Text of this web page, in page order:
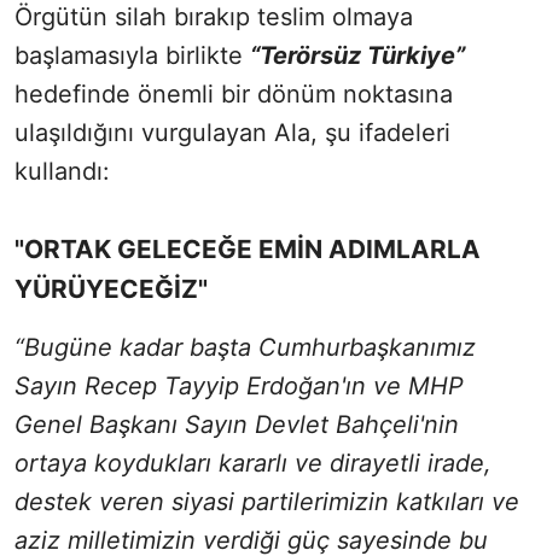
Örgütün silah bırakıp teslim olmaya
başlamasıyla birlikte “Terörsüz Türkiye”
hedefinde önemli bir dönüm noktasına
ulaşıldığını vurgulayan Ala, şu ifadeleri
kullandı:
"ORTAK GELECEĞE EMİN ADIMLARLA
YÜRÜYECEĞİZ"
“Bugüne kadar başta Cumhurbaşkanımız
Sayın Recep Tayyip Erdoğan'ın ve MHP
Genel Başkanı Sayın Devlet Bahçeli'nin
ortaya koydukları kararlı ve dirayetli irade,
destek veren siyasi partilerimizin katkıları ve
aziz milletimizin verdiği güç sayesinde bu